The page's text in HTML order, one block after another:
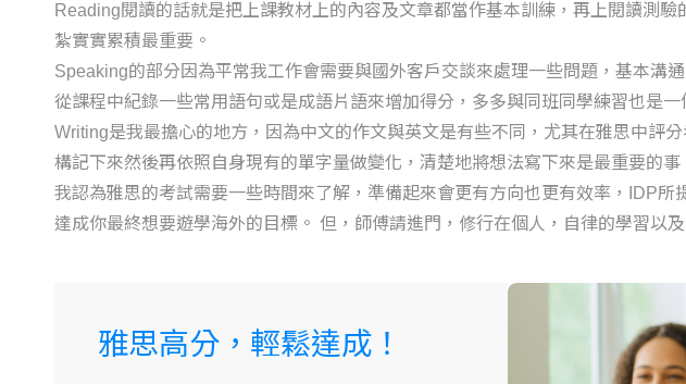
Reading閱讀的話就是把上課教材上的內容及文章都當作基本訓練，再上閱讀測
紮實實累積最重要。
Speaking的部分因為平常我工作會需要與國外客戶交談來處理一些問題，基本溝
從課程中紀錄一些常用語句或是成語片語來增加得分，多多與同班同學練習也是一
Writing是我最擔心的地方，因為中文的作文與英文是有些不同，尤其在雅思中評
構記下來然後再依照自身現有的單字量做變化，清楚地將想法寫下來是最重要的事
我認為雅思的考試需要一些時間來了解，準備起來會更有方向也更有效率，IDP
達成你最終想要遊學海外的目標。 但，師傅請進門，修行在個人，自律的學習以
雅思高分，輕鬆達成！